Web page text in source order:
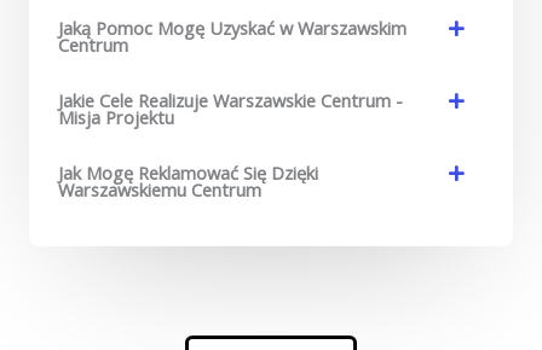
Jaką Pomoc Mogę Uzyskać w Warszawskim
Centrum
Jakie Cele Realizuje Warszawskie Centrum -
Misja Projektu
Jak Mogę Reklamować Się Dzięki
Warszawskiemu Centrum